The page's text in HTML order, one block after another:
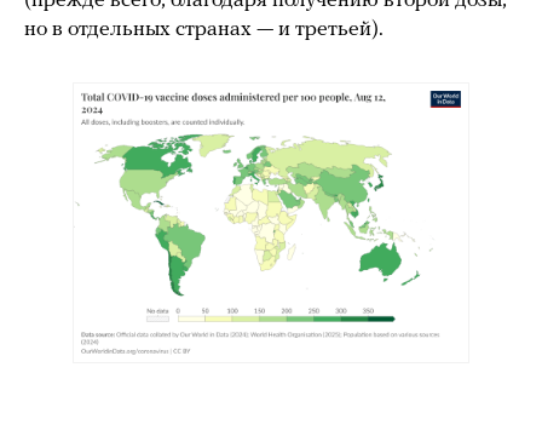
но в отдельных странах — и третьей).